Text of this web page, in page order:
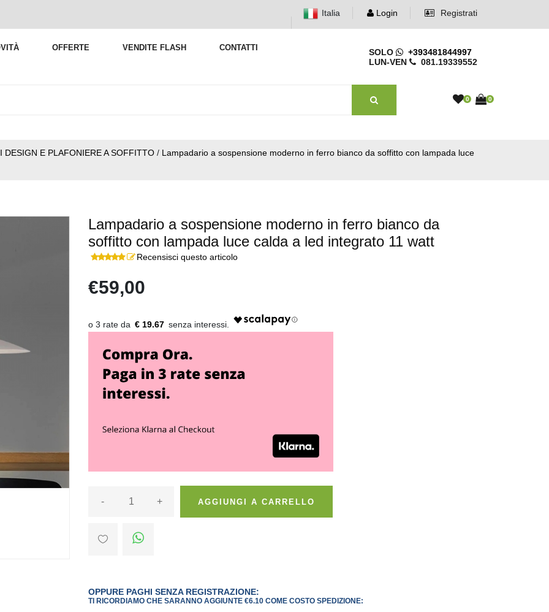
Italia Login Registrati
OFFERTE VENDITE FLASH CONTATTI SOLO
+393481844997
LUN-VEN
081.19339552
0 0
DESIGN E PLAFONIERE A SOFFITTO / Lampadario a sospensione moderno in ferro bianco da soffitto con lampada luce
Lampadario a sospensione moderno in ferro bianco da
soffitto con lampada luce calda a led integrato 11 watt
Recensisci questo articolo
€59,00
€ 19.67
- + AGGIUNGI A CARRELLO
OPPURE PAGHI SENZA REGISTRAZIONE:
TI RICORDIAMO CHE SARANNO AGGIUNTE €6.10 COME COSTO SPEDIZIONE: